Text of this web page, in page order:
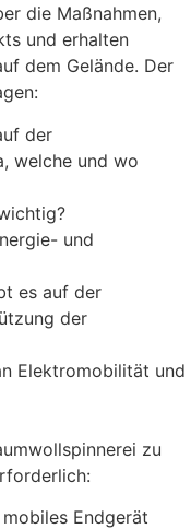
die Maßnahmen,
und erhalten
dem Gelände. Der
der
welche und wo
und
es auf der
der
Elektromobilität und
zu
Endgerät